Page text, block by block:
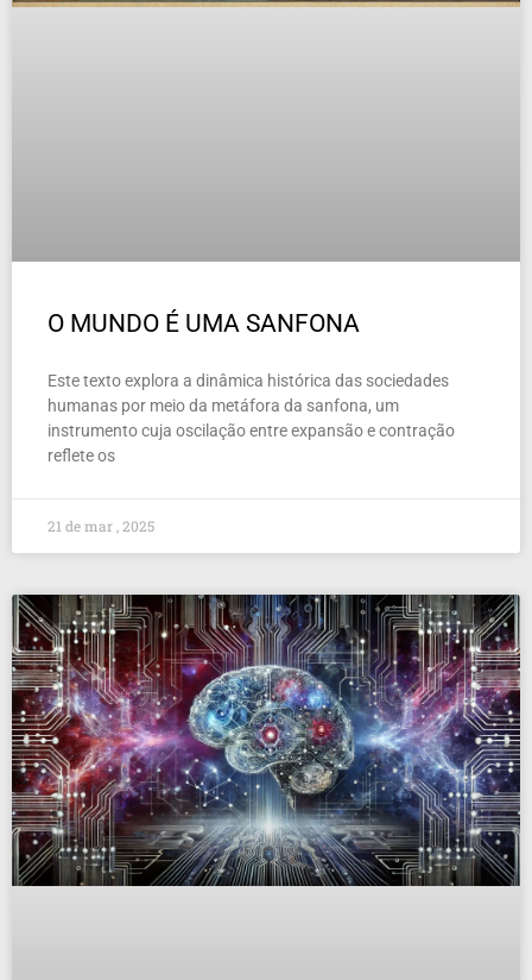
O MUNDO É UMA SANFONA
Este texto explora a dinâmica histórica das sociedades
humanas por meio da metáfora da sanfona, um
instrumento cuja oscilação entre expansão e contração
reflete os
21 de mar , 2025